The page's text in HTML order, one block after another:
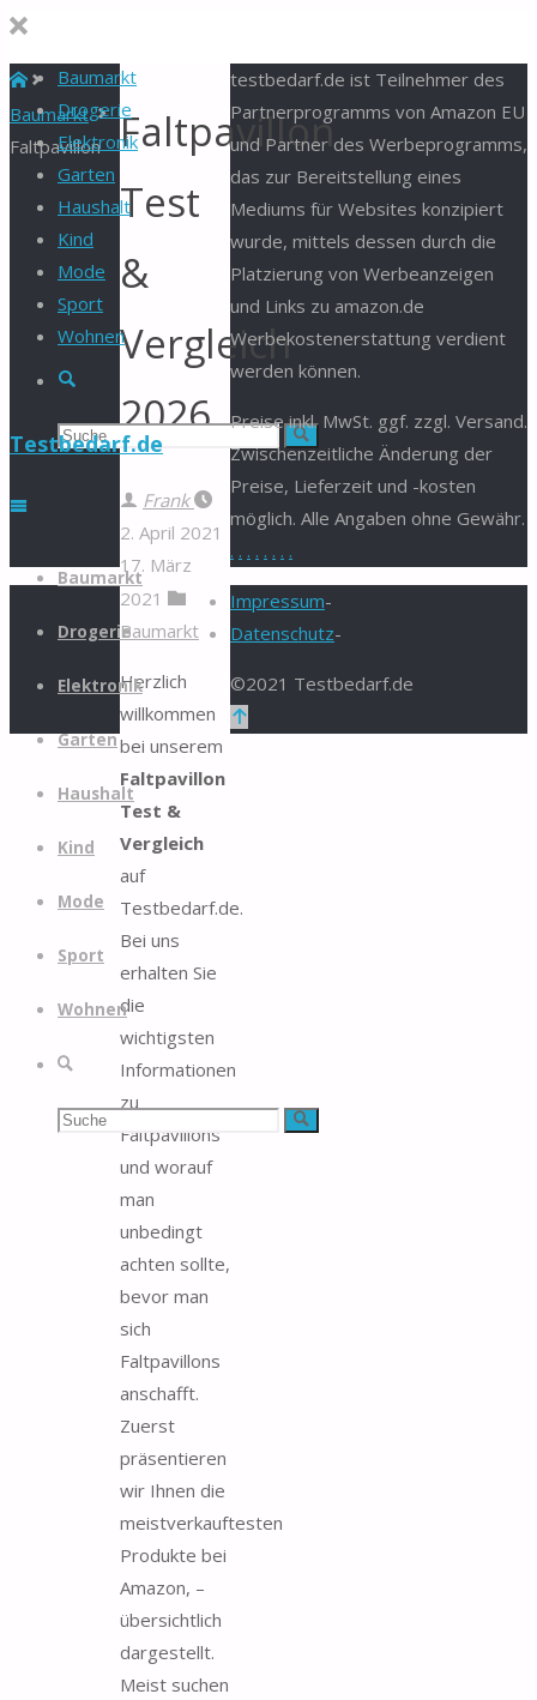
Baumarkt
Drogerie
Elektronik
Garten
Haushalt
Kind
Mode
Sport
Wohnen
Suche
Suchen Suche
Testbedarf.de
Zum
springen
Baumarkt
Drogerie
Elektronik
Garten
Haushalt
Kind
Mode
Sport
Wohnen
Suche
Suchen Suche
Start
Baumarkt
Faltpavillon
Faltpavillon
Test
&
Vergleich
2026
Frank
2. April 2021
17. März
2021
Baumarkt
Herzlich
willkommen
bei unserem
Faltpavillon
Test &
Vergleich
auf
Testbedarf.de.
Bei uns
erhalten Sie
die
wichtigsten
Informationen
zu
Faltpavillons
und worauf
man
unbedingt
achten sollte,
bevor man
sich
Faltpavillons
anschafft.
Zuerst
präsentieren
wir Ihnen die
meistverkauftesten
Produkte bei
Amazon, –
übersichtlich
dargestellt.
Meist suchen
testbedarf.de ist Teilnehmer des
Partnerprogramms von Amazon EU
und Partner des Werbeprogramms,
das zur Bereitstellung eines
Mediums für Websites konzipiert
wurde, mittels dessen durch die
Platzierung von Werbeanzeigen
und Links zu amazon.de
Werbekostenerstattung verdient
werden können.
Preise inkl. MwSt. ggf. zzgl. Versand.
Zwischenzeitliche Änderung der
Preise, Lieferzeit und -kosten
möglich. Alle Angaben ohne Gewähr.
. . . . . . . .
Impressum-
Datenschutz-
©2021 Testbedarf.de
Zurück